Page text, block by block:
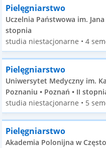
Pielęgniarstwo
Uczelnia Państwowa im.
stopnia
studia niestacjonarne • 4
Pielęgniarstwo
Uniwersytet Medyczny im.
Poznaniu • Poznań • II
studia niestacjonarne • 5
Pielęgniarstwo
Akademia Polonijna w